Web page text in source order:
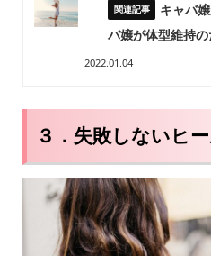
キャバ
バ嬢が体型維持
2022.01.04
３．失敗しないヒ